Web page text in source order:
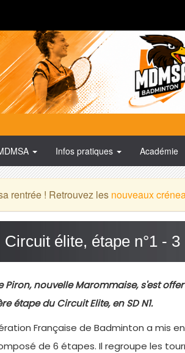
Infos pratiques Académie
rentrée ! Retrouvez les nouveaux
Circuit élite, étape n°1 -
Piron, nouvelle Marommaise, s'est
étape du Circuit Elite, en SD N1.
Française de Badminton a mis
de 6 étapes. Il regroupe les